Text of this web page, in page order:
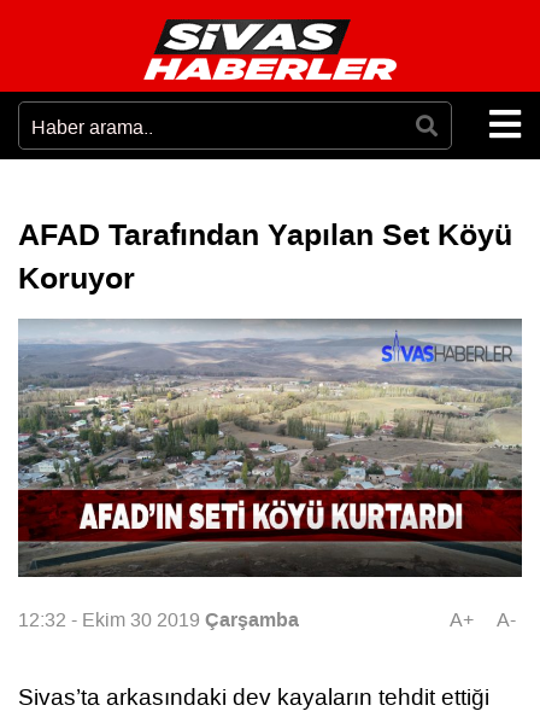
AFAD Tarafından Yapılan Set Köyü
Koruyor
12:32 - Ekim 30 2019 Çarşamba A+ A-
Sivas’ta arkasındaki dev kayaların tehdit ettiği